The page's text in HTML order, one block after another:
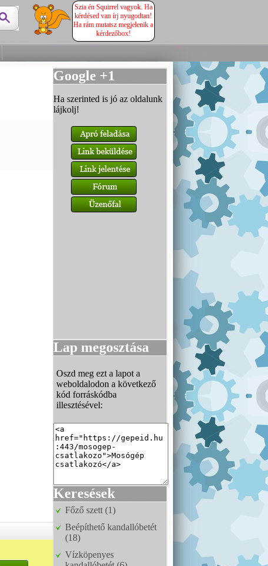
Szia én Squirrel vagyok. Ha
kérdésed van írj nyugodtan!
Ha rám mutatsz megjelenik a
kérdezőbox!
Google +1
Ha szerinted is jó az oldalunk
lájkolj!
Lap megosztása
Oszd meg ezt a lapot a
weboldalodon a következő
kód forráskódba
illesztésével:
Keresések
Főző szett (1)
Beépíthető kandallóbetét
(18)
Vízköpenyes